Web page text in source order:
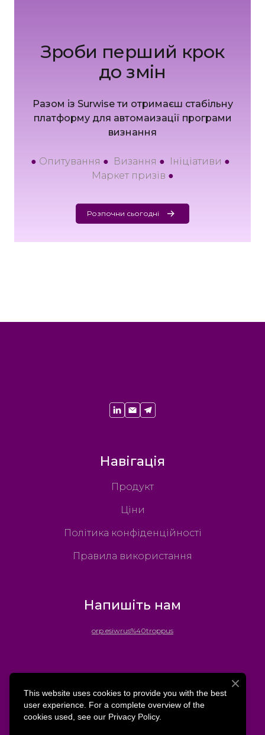
Зроби перший крок
до змін
Разом із Surwise ти отримаєш стабільну
платформу для автомаизації програми
визнання
● Опитування ● Визання ● Ініціативи ●
Маркет призів ●
Розпочни сьогодні
Навігація
Продукт
Ціни
Політика конфіденційності
Правила використання
Напишіть нам
orp.esiwrus%40troppus
© Surwise
This website uses cookies to provide you with the best
user experience. For a complete overview of the
cookies used, see our Privacy Policy.